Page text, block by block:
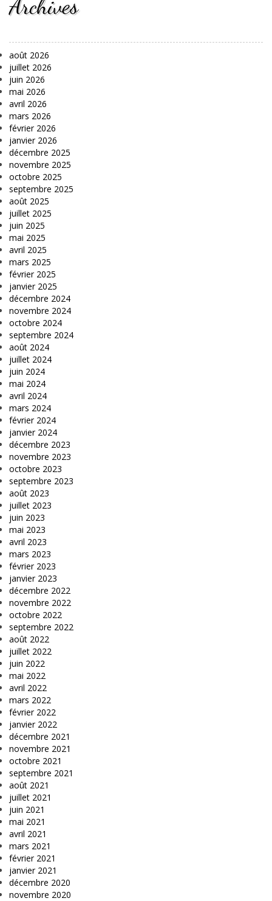
Archives
août 2026
juillet 2026
juin 2026
mai 2026
avril 2026
mars 2026
février 2026
janvier 2026
décembre 2025
novembre 2025
octobre 2025
septembre 2025
août 2025
juillet 2025
juin 2025
mai 2025
avril 2025
mars 2025
février 2025
janvier 2025
décembre 2024
novembre 2024
octobre 2024
septembre 2024
août 2024
juillet 2024
juin 2024
mai 2024
avril 2024
mars 2024
février 2024
janvier 2024
décembre 2023
novembre 2023
octobre 2023
septembre 2023
août 2023
juillet 2023
juin 2023
mai 2023
avril 2023
mars 2023
février 2023
janvier 2023
décembre 2022
novembre 2022
octobre 2022
septembre 2022
août 2022
juillet 2022
juin 2022
mai 2022
avril 2022
mars 2022
février 2022
janvier 2022
décembre 2021
novembre 2021
octobre 2021
septembre 2021
août 2021
juillet 2021
juin 2021
mai 2021
avril 2021
mars 2021
février 2021
janvier 2021
décembre 2020
novembre 2020